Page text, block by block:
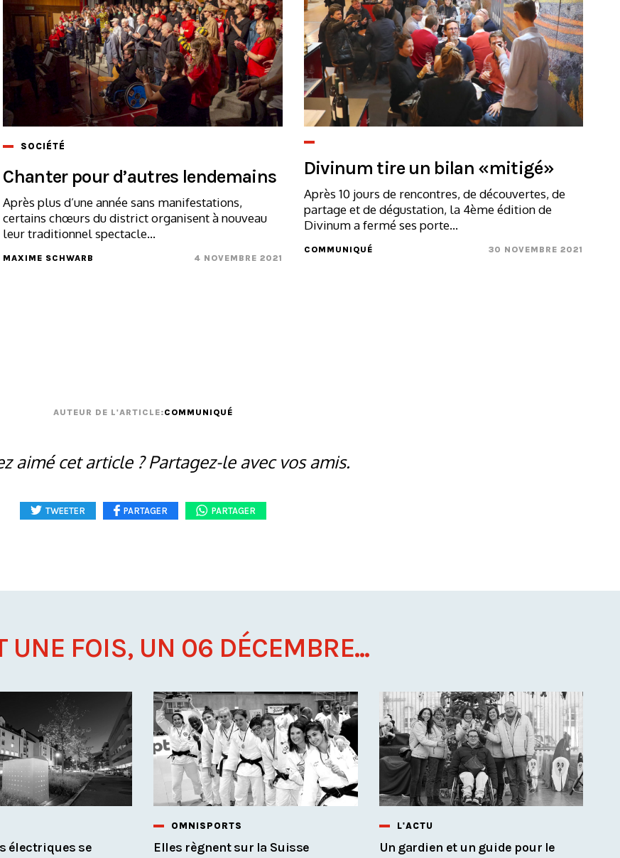
SOCIÉTÉ
Chanter pour d’autres lendemains
Après plus d’une année sans manifestations,
certains chœurs du district organisent à nouveau
leur traditionnel spectacle...
MAXIME SCHWARB 4 NOVEMBRE 2021
Divinum tire un bilan «mitigé»
Après 10 jours de rencontres, de découvertes, de
partage et de dégustation, la 4ème édition de
Divinum a fermé ses porte...
COMMUNIQUÉ 30 NOVEMBRE 2021
AUTEUR DE L'ARTICLE:COMMUNIQUÉ
aimé cet article ? Partagez-le avec vos amis.
TWEETER PARTAGER PARTAGER
UNE FOIS, UN 06 DÉCEMBRE...
électriques se
OMNISPORTS
Elles règnent sur la Suisse
L'ACTU
Un gardien et un guide pour le